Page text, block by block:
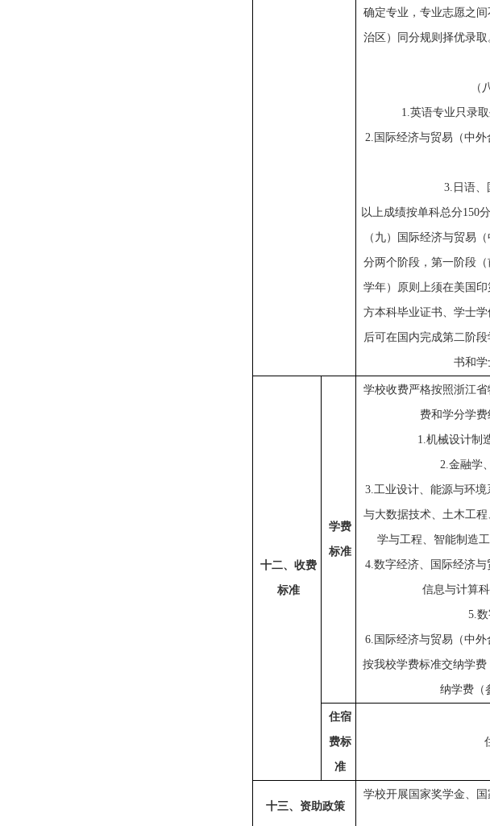
确定专业，专业志愿之
治区）同分规则择优录
（
1.英语专业只录
2. 国际经济与贸易（中
3. 日语
以上成绩按单科总分150
（九）国际经济与贸易
分两个阶段，第一阶段（
学年）原则上须在美国
方本科毕业证书、学士
后可在国内完成第二阶
书和学
十二、收费
标准
学费
标准
学校收费严格按照浙江
费和学分学费
1.机械设计制
2.金融学
3.工业设计、能源与环
与大数据技术、土木工
学与工程、 智能制造
4.数字经济、国际经济与
信息与计算科
5.
6.国际经济与贸易（中外
按我校学费标准交纳学费
纳学费（
住宿
费标
准
十三、资助政策
学校开展国家奖学金、